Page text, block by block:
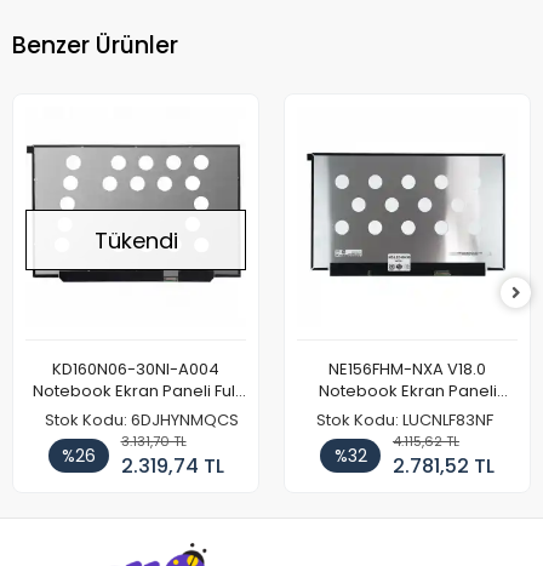
Benzer Ürünler
Tükendi
KD160N06-30NI-A004
Notebook Ekran Paneli Full
HD
Stok Kodu: 6DJHYNMQCS
%26
3.131,70 TL
2.319,74 TL
NE156FHM-NXA V18.0
Notebook Ekran Paneli
144Hz
Stok Kodu: LUCNLF83NF
%32
4.115,62 TL
2.781,52 TL